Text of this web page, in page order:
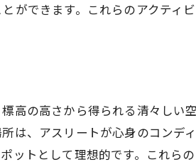
的な滞在
ができます。これらのアクティ
の高さから得られる清々しい
は、アスリートが心身のコンデ
ットとして理想的です。これら